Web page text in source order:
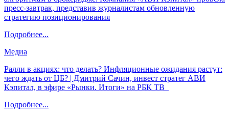
пресс-завтрак, представив журналистам обновленную
стратегию позиционирования
Подробнее...
Медиа
Ралли в акциях: что делать? Инфляционные ожидания растут:
чего ждать от ЦБ? | Дмитрий Сачин, инвест стратег АВИ
Кэпитал, в эфире «Рынки. Итоги» на РБК ТВ
Подробнее...